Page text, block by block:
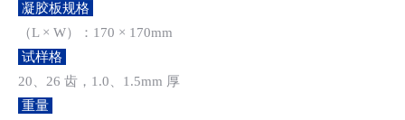
凝胶板规格
（L × W）：170 × 170mm
试样格
20、26 齿，1.0、1.5mm 厚
重量